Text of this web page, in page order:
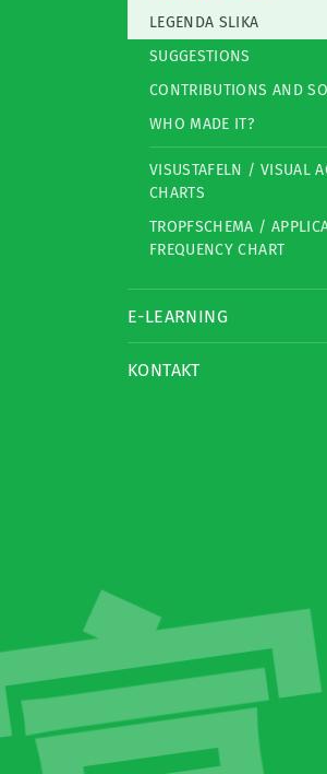
LEGENDA SLIKA
SUGGESTIONS
CONTRIBUTIONS AND
WHO MADE IT?
VISUSTAFELN / VISUAL
CHARTS
TROPFSCHEMA /
FREQUENCY CHART
E-LEARNING
KONTAKT